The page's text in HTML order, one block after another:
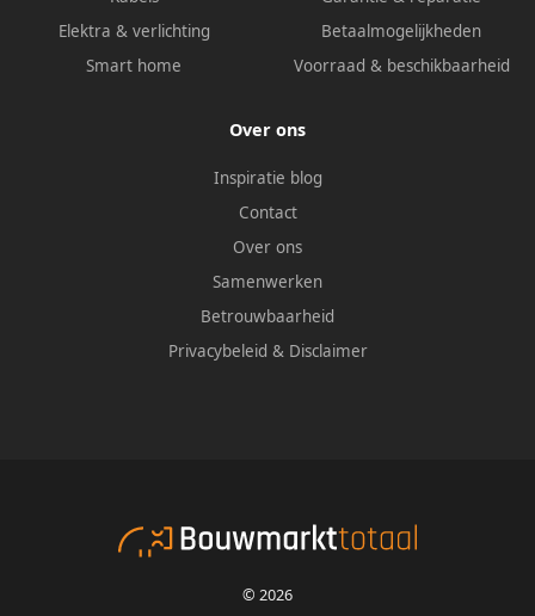
Elektra & verlichting
Smart home
Betaalmogelijkheden
Voorraad & beschikbaarheid
Over ons
Inspiratie blog
Contact
Over ons
Samenwerken
Betrouwbaarheid
Privacybeleid & Disclaimer
© 2026